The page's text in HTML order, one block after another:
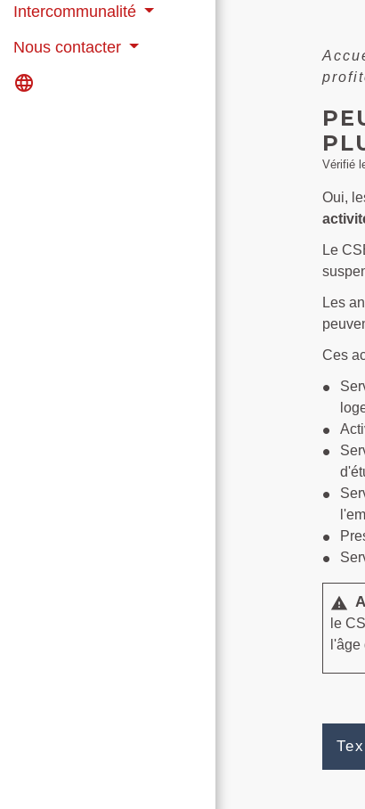
Intercommunalité
Nous contacter
language
Vérifié
Oui,
Le
Les
Ces
warning
le
l'âge